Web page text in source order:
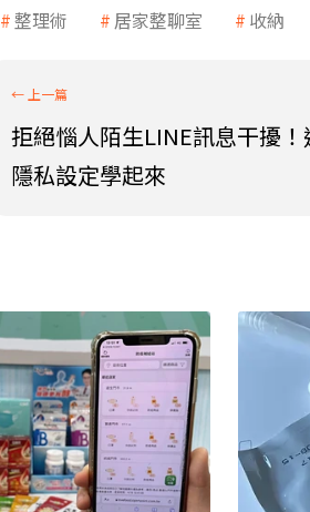
整理術 居家整聊室 收納
拒絕惱人陌生LINE訊息干擾！
隱私設定學起來